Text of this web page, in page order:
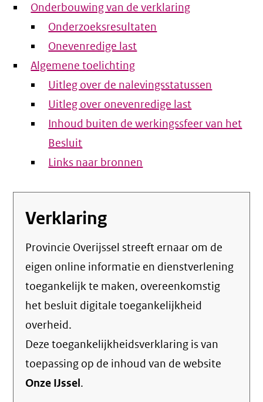
Onderbouwing van de verklaring
Onderzoeksresultaten
Onevenredige last
Algemene toelichting
Uitleg over de nalevingsstatussen
Uitleg over onevenredige last
Inhoud buiten de werkingssfeer van het
Besluit
Links naar bronnen
Verklaring
Provincie Overijssel streeft ernaar om de
eigen online informatie en dienstverlening
toegankelijk te maken, overeenkomstig
het besluit digitale toegankelijkheid
overheid.
Deze toegankelijkheidsverklaring is van
toepassing op de inhoud van de website
Onze IJssel.